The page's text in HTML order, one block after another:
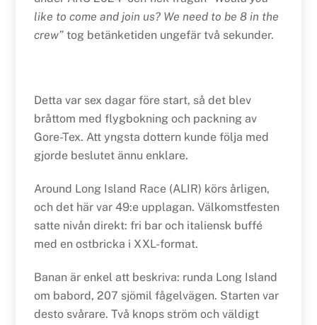
like to come and join us? We need to be 8 in the
crew”tog betänketiden ungefär två sekunder.
Detta var sex dagar före start, så det blev
bråttom med flygbokning och packning av
Gore-Tex. Att yngsta dottern kunde följa med
gjorde beslutet ännu enklare.
Around Long Island Race (ALIR) körs årligen,
och det här var 49:e upplagan. Välkomstfesten
satte nivån direkt: fri bar och italiensk buffé
med en ostbricka i XXL-format.
Banan är enkel att beskriva: runda Long Island
om babord, 207 sjömil fågelvägen. Starten var
desto svårare. Två knops ström och väldigt